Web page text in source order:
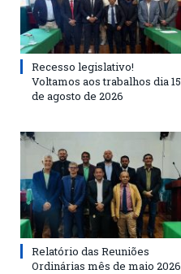
Recesso legislativo!
Voltamos aos trabalhos dia 15
de agosto de 2026
Relatório das Reuniões
Ordinárias mês de maio 2026